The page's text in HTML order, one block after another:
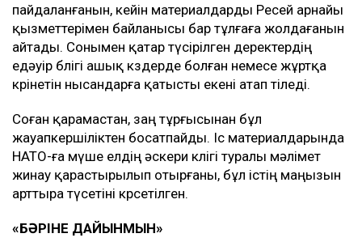
пайдаланғанын, кейін материалдарды Ресей арнайы
қызметтерімен байланысы бар тұлғаға жолдағанын
айтады. Сонымен қатар түсірілген деректердің
едәуір бөлігі ашық көздерде болған немесе жұртқа
көрінетін нысандарға қатысты екені атап өтіледі.
Соған қарамастан, заң тұрғысынан бұл
жауапкершіліктен босатпайды. Іс материалдарында
НАТО-ға мүше елдің әскери көлігі туралы мәлімет
жинау қарастырылып отырғаны, бұл істің маңызын
арттыра түсетіні көрсетілген.
«БӘРІНЕ ДАЙЫНМЫН»